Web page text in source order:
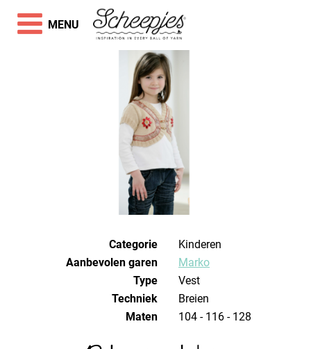
Categorie
Kinderen
Aanbevolen garen
Marko
Type
Vest
Techniek
breien
Maten
104 - 116 - 128
MENU